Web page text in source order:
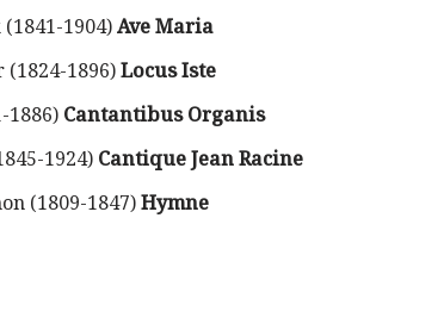
1904)Ave Maria
1896)Locus Iste
1886) Cantantibus Organis
1924) Cantique Jean Racine
(1809-1847)Hymne